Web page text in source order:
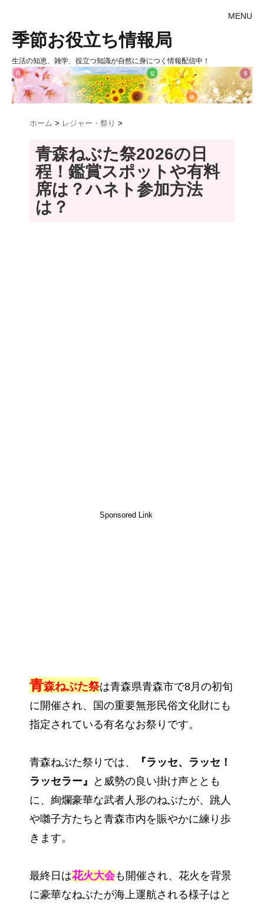
MENU
季節お役立ち情報局
生活の知恵、雑学、役立つ知識が自然に身につく情報配信中！
ホーム > レジャー・祭り >
青森ねぶた祭2026の日
程！鑑賞スポットや有料
席は？ハネト参加方法
は？
Sponsored Link
青森ねぶた祭は青森県青森市で8月の初旬
に開催され、国の重要無形民俗文化財にも
指定されている有名なお祭りです。
青森ねぶた祭りでは、
『ラッセ、ラッセ！
ラッセラー』
と威勢の良い掛け声ととも
に、絢爛豪華な武者人形のねぶたが、跳人
や囃子方たちと青森市内を賑やかに練り歩
きます。
最終日は花火大会も開催され、花火を背景
に豪華なねぶたが海上運航される様子はと